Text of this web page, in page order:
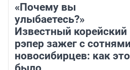
«Почему вы
улыбаетесь?»
Известный корейский
рэпер зажег с сотнями
новосибирцев: как это